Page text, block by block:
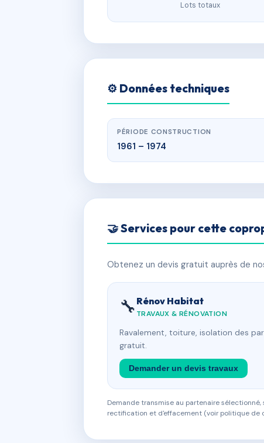
Lots totaux
⚙️ Données techniques
PÉRIODE CONSTRUCTION
1961 – 1974
🤝 Services pour cette
Obtenez un devis gratuit auprès de
🔧 Rénov Habitat
TRAVAUX & RÉNOVATION
Ravalement, toiture, isolation des
gratuit.
Demander un devis travaux
Demande transmise au partenaire
rectification et d'effacement (voir politique de